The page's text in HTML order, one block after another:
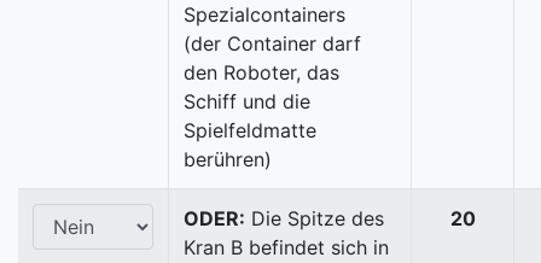
Spezialcontainers
(der Container darf
den Roboter, das
Schiff und die
Spielfeldmatte
berühren)
ODER: Die Spitze des
Kran B befindet sich in
20